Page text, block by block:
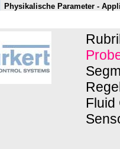
Physikalische Parameter -
Fluid